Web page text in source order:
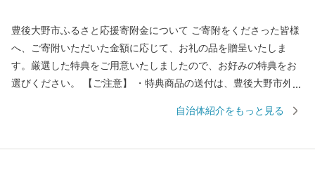
豊後大野市ふるさと応援寄附金について ご寄附をくださった皆様
へ、ご寄附いただいた金額に応じて、お礼の品を贈呈いたしま
す。厳選した特典をご用意いたしましたので、お好みの特典をお
選びください。 【ご注意】 ・特典商品の送付は、豊後大野市外に
年度内の回数制限は現在設けておりません。 ・パッケージが異な
自治体紹介をもっと見る